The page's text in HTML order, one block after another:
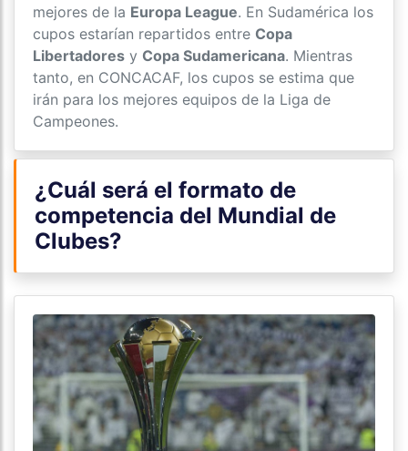
mejores de la Europa League. En Sudamérica los
cupos estarían repartidos entre Copa
Libertadores y Copa Sudamericana. Mientras
tanto, en CONCACAF, los cupos se estima que
irán para los mejores equipos de la Liga de
Campeones.
¿Cuál será el formato de
competencia del Mundial de
Clubes?